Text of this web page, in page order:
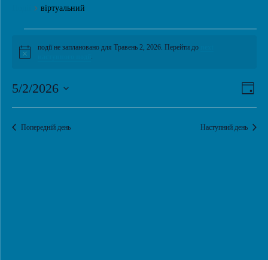
віртуальний
for
2,
Notice
події не заплановано для Травень 2, 2026. Перейти до
.
День
5/2/2026
Попередній день Наступний день